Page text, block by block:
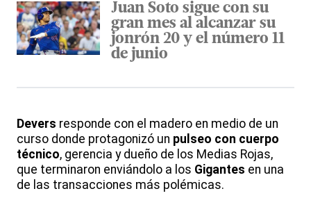
Juan Soto sigue con su
gran mes al alcanzar su
jonrón 20 y el número 11
de junio
Devers responde con el madero en medio de un
curso donde protagonizó un pulseo con cuerpo
técnico, gerencia y dueño de los Medias Rojas,
que terminaron enviándolo a los Gigantes en una
de las transacciones más polémicas.